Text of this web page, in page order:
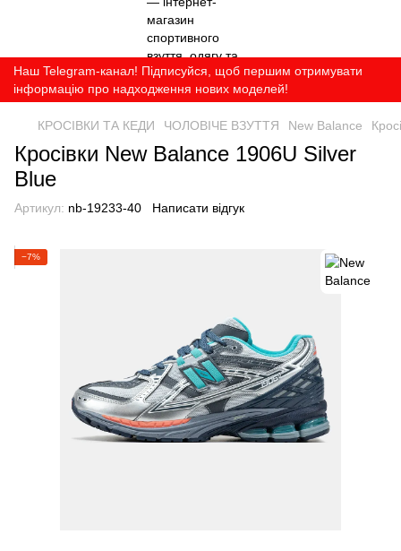
Наш Telegram-канал! Підписуйся, щоб першим отримувати
інформацію про надходження нових моделей!
КРОСІВКИ ТА КЕДИ ЧОЛОВІЧЕ ВЗУТТЯ New Balance
Кросівки New Balance 1906U Silver
Blue
Артикул: nb-19233-40 Написати відгук
−7%